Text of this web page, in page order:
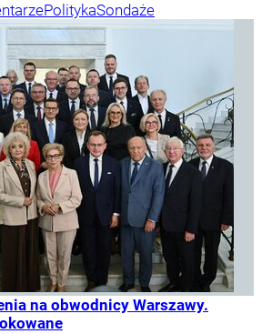
PolitykaSondaże
na obwodnicy Warszawy.